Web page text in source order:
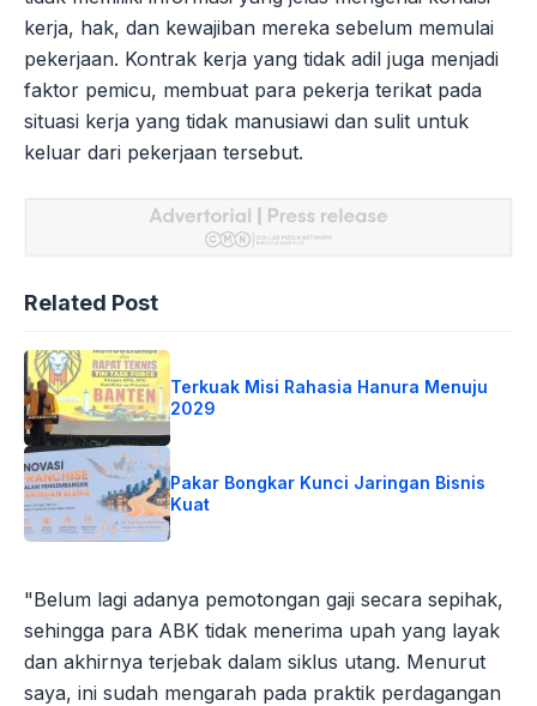
kerja, hak, dan kewajiban mereka sebelum memulai
pekerjaan. Kontrak kerja yang tidak adil juga menjadi
faktor pemicu, membuat para pekerja terikat pada
situasi kerja yang tidak manusiawi dan sulit untuk
keluar dari pekerjaan tersebut.
Related Post
Terkuak Misi Rahasia Hanura Menuju
2029
Pakar Bongkar Kunci Jaringan Bisnis
Kuat
"Belum lagi adanya pemotongan gaji secara sepihak,
sehingga para ABK tidak menerima upah yang layak
dan akhirnya terjebak dalam siklus utang. Menurut
saya, ini sudah mengarah pada praktik perdagangan